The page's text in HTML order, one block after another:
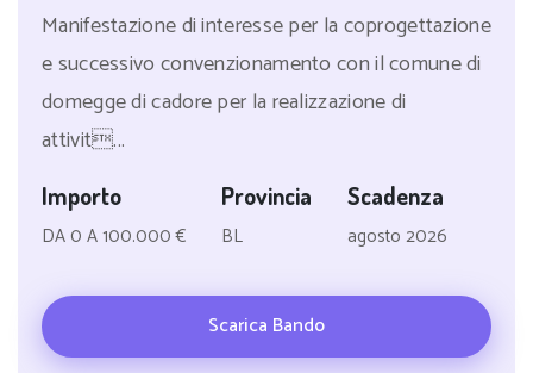
Manifestazione di interesse per la coprogettazione
e successivo convenzionamento con il comune di
domegge di cadore per la realizzazione di
attivit...
Importo
DA 0 A 100.000 €
Provincia
BL
Scadenza
agosto 2026
Scarica Bando